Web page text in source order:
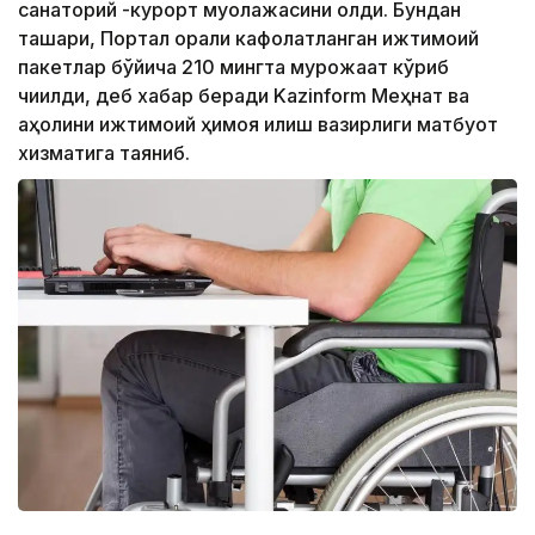
санаторий -курорт муолажасини олди. Бундан
ташқари, Портал орқали кафолатланган ижтимоий
пакетлар бўйича 210 мингта мурожаат кўриб
чиқилди, деб хабар беради Kazinform Меҳнат ва
аҳолини ижтимоий ҳимоя қилиш вазирлиги матбуот
хизматига таяниб.